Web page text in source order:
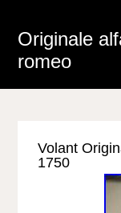
Originale
romeo
Volant
1750